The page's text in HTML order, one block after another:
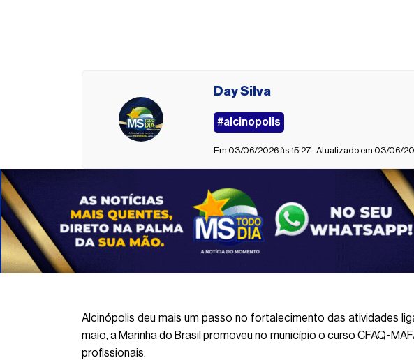
Day Silva
#alcinopolis
Em 03/06/2026 às 15:27 - Atualizado em 03/06/
Alcinópolis deu mais um passo no fortalecimento das atividades
maio, a Marinha do Brasil promoveu no município o curso CFAQ-
profissionais.